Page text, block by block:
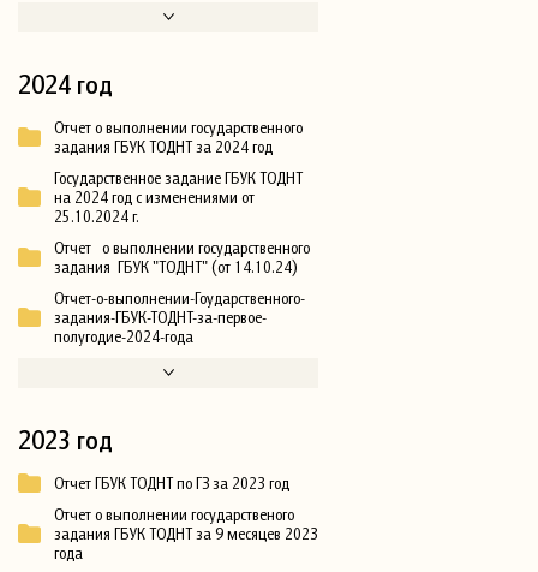
2024 год
Отчет о выполнении государственного
задания ГБУК ТОДНТ за 2024 год
Государственное задание ГБУК ТОДНТ
на 2024 год с изменениями от
25.10.2024 г.
Отчет о выполнении государственного
задания ГБУК "ТОДНТ" (от 14.10.24)
Отчет-о-выполнении-Гоударственного-
задания-ГБУК-ТОДНТ-за-первое-
полугодие-2024-года
2023 год
Отчет ГБУК ТОДНТ по ГЗ за 2023 год
Отчет о выполнении государственого
задания ГБУК ТОДНТ за 9 месяцев 2023
года